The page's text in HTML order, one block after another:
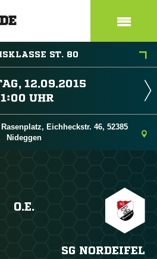
ST. 80


Eichheckstr. 46, 52385
Nideggen
O.E.
SG NORDEIFEL